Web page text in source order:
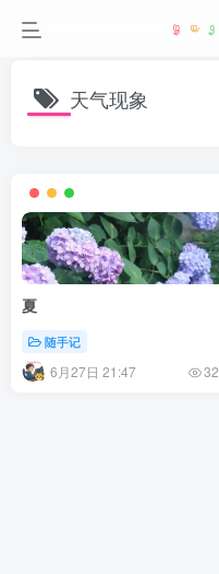
天气现象
夏
随手记
6月27日 21:47 32